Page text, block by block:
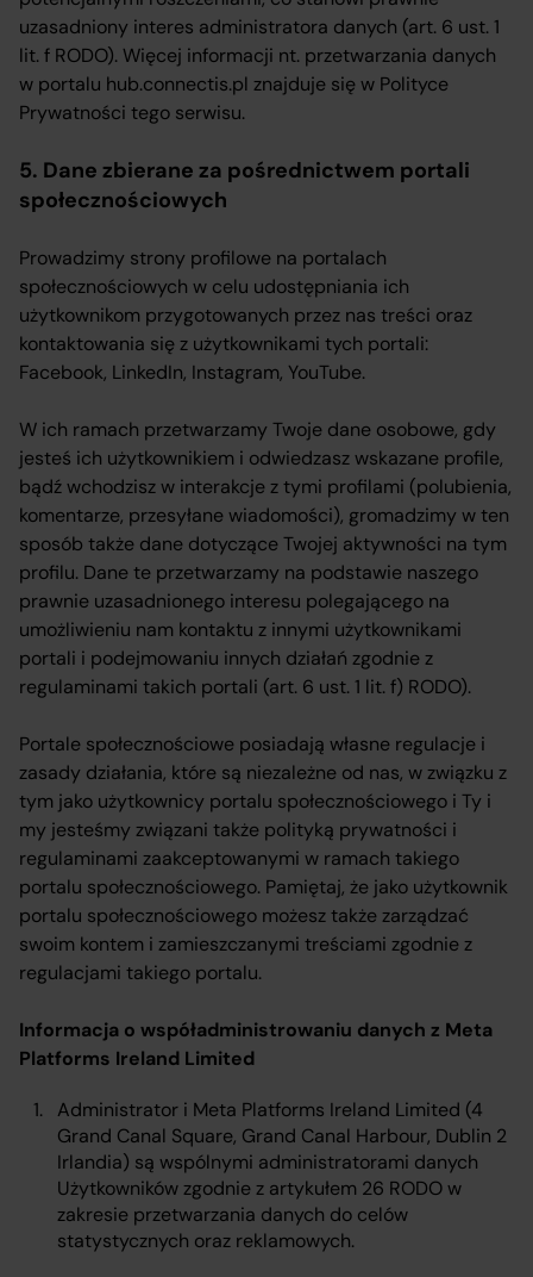
uzasadniony interes administratora danych (art. 6 ust. 1
lit. f RODO). Więcej informacji nt. przetwarzania danych
w portalu hub.connectis.pl znajduje się w Polityce
Prywatności tego serwisu.
5. Dane zbierane za pośrednictwem portali
społecznościowych
Prowadzimy strony profilowe na portalach
społecznościowych w celu udostępniania ich
użytkownikom przygotowanych przez nas treści oraz
kontaktowania się z użytkownikami tych portali:
Facebook, LinkedIn, Instagram, YouTube.
W ich ramach przetwarzamy Twoje dane osobowe, gdy
jesteś ich użytkownikiem i odwiedzasz wskazane profile,
bądź wchodzisz w interakcje z tymi profilami (polubienia,
komentarze, przesyłane wiadomości), gromadzimy w ten
sposób także dane dotyczące Twojej aktywności na tym
profilu. Dane te przetwarzamy na podstawie naszego
prawnie uzasadnionego interesu polegającego na
umożliwieniu nam kontaktu z innymi użytkownikami
portali i podejmowaniu innych działań zgodnie z
regulaminami takich portali (art. 6 ust. 1 lit. f) RODO).
Portale społecznościowe posiadają własne regulacje i
zasady działania, które są niezależne od nas, w związku z
tym jako użytkownicy portalu społecznościowego i Ty i
my jesteśmy związani także polityką prywatności i
regulaminami zaakceptowanymi w ramach takiego
portalu społecznościowego. Pamiętaj, że jako użytkownik
portalu społecznościowego możesz także zarządzać
swoim kontem i zamieszczanymi treściami zgodnie z
regulacjami takiego portalu.
Informacja o współadministrowaniu danych z Meta
Platforms Ireland Limited
Administrator i Meta Platforms Ireland Limited (4
Grand Canal Square, Grand Canal Harbour, Dublin 2
Irlandia) są wspólnymi administratorami danych
Użytkowników zgodnie z artykułem 26 RODO w
zakresie przetwarzania danych do celów
statystycznych oraz reklamowych.